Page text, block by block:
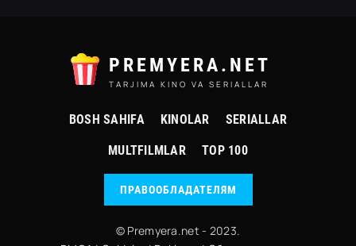
PREMYERA.NET
TARJIMA KINO VA SERIALLAR
BOSH SAHIFA KINOLAR SERIALLAR
MULTFILMLAR TOP 100
ПРАВООБЛАДАТЕЛЯМ
© Premyera.net - 2023.